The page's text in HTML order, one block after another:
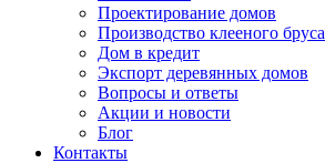
Проектирование домов
Производство клееного бруса
Дом в кредит
Экспорт деревянных домов
Вопросы и ответы
Акции и новости
Блог
Контакты